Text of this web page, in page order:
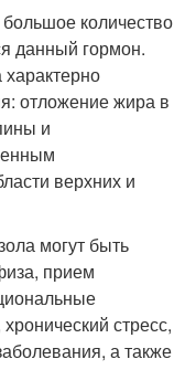
количество
данный гормон.
отложение жира в
и
верхних и
могут быть
прием
стресс,
а также